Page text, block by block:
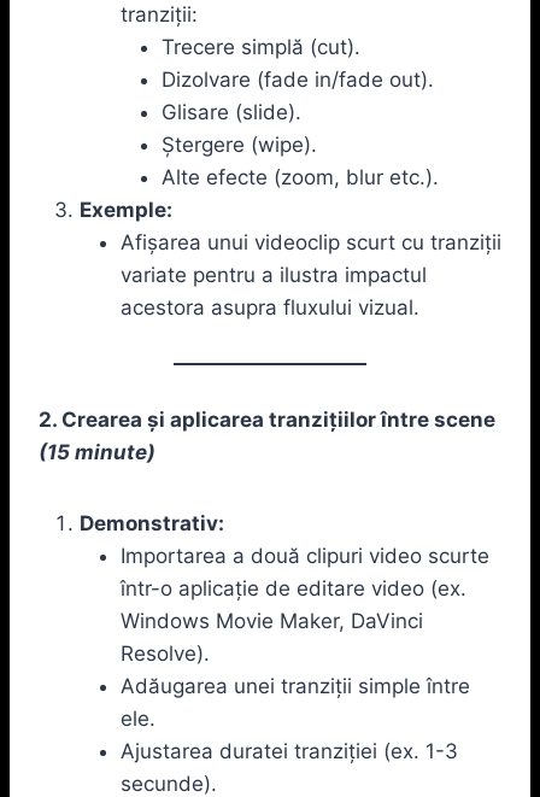
tranziții:
Trecere simplă (cut).
Dizolvare (fade in/fade out).
Glisare (slide).
Ștergere (wipe).
Alte efecte (zoom, blur etc.).
Exemple:
Afișarea unui videoclip scurt cu tranziții
variate pentru a ilustra impactul
acestora asupra fluxului vizual.
2. Crearea și aplicarea tranzițiilor între scene
(15 minute)
Demonstrativ:
Importarea a două clipuri video scurte
într-o aplicație de editare video (ex.
Windows Movie Maker, DaVinci
Resolve).
Adăugarea unei tranziții simple între
ele.
Ajustarea duratei tranziției (ex. 1-3
secunde).